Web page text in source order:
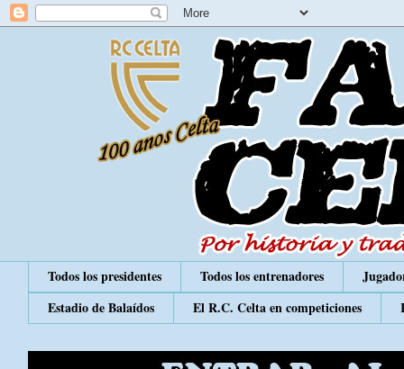
Todos los presidentes Todos los entrenadores
Estadio de Balaídos
El R.C. Celta en competiciones